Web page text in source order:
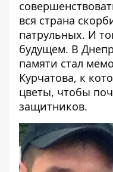
вся страна
патрульных. И
будущем. В
памяти стал
Курчатова, к
цветы, чтобы
защитников.